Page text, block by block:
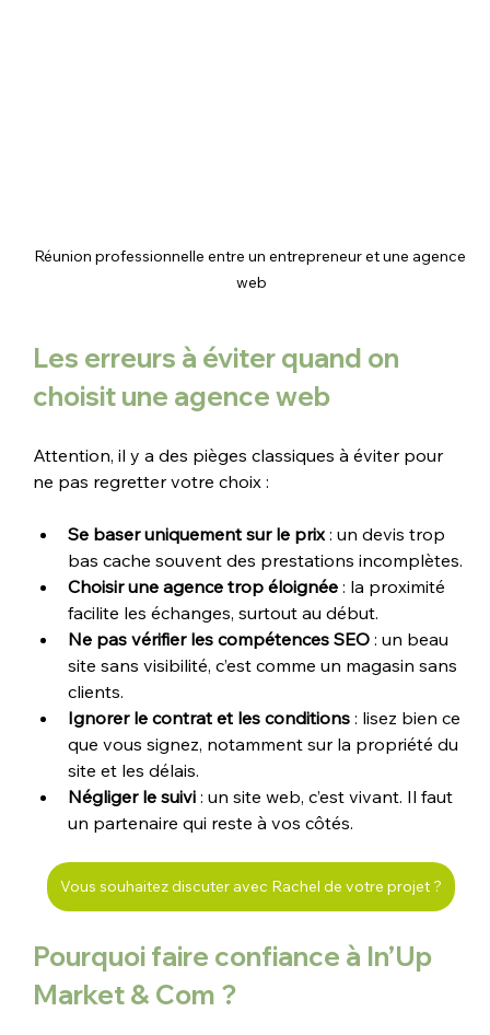
Réunion professionnelle entre un entrepreneur et une agence
web
Les erreurs à éviter quand on
choisit une agence web
Attention, il y a des pièges classiques à éviter pour
ne pas regretter votre choix :
Se baser uniquement sur le prix : un devis trop
bas cache souvent des prestations incomplètes.
Choisir une agence trop éloignée : la proximité
facilite les échanges, surtout au début.
Ne pas vérifier les compétences SEO : un beau
site sans visibilité, c’est comme un magasin sans
clients.
Ignorer le contrat et les conditions : lisez bien ce
que vous signez, notamment sur la propriété du
site et les délais.
Négliger le suivi : un site web, c’est vivant. Il faut
un partenaire qui reste à vos côtés.
Vous souhaitez discuter avec Rachel de votre projet ?
Pourquoi faire confiance à In’Up
Market & Com ?